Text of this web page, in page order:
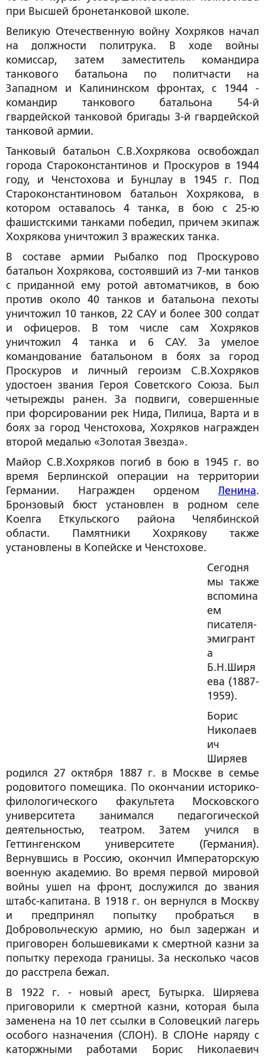
при Высшей бронетанковой школе.
Великую Отечественную войну Хохряков начал
на должности политрука. В ходе войны
комиссар, затем заместитель командира
танкового батальона по политчасти на
Западном и Калининском фронтах, с 1944 -
командир танкового батальона 54-й
гвардейской танковой бригады 3-й гвардейской
танковой армии.
Танковый батальон С.В.Хохрякова освобождал
города Староконстантинов и Проскуров в 1944
году, и Ченстохова и Бунцлау в 1945 г. Под
Староконстантиновом батальон Хохрякова, в
котором оставалось 4 танка, в бою с 25-ю
фашистскими танками победил, причем экипаж
Хохрякова уничтожил 3 вражеских танка.
В составе армии Рыбалко под Проскурово
батальон Хохрякова, состоявший из 7-ми танков
с приданной ему ротой автоматчиков, в бою
против около 40 танков и батальона пехоты
уничтожил 10 танков, 22 САУ и более 300 солдат
и офицеров. В том числе сам Хохряков
уничтожил 4 танка и 6 САУ. За умелое
командование батальоном в боях за город
Проскуров и личный героизм С.В.Хохряков
удостоен звания Героя Советского Союза. Был
четырежды ранен. За подвиги, совершенные
при форсировании рек Нида, Пилица, Варта и в
боях за город Ченстохова, Хохряков награжден
второй медалью «Золотая Звезда».
Майор С.В.Хохряков погиб в бою в 1945 г. во
время Берлинской операции на территории
Германии. Награжден орденом Ленина.
Бронзовый бюст установлен в родном селе
Коелга Еткульского района Челябинской
области. Памятники Хохрякову также
установлены в Копейске и Ченстохове.
Сегодня
мы также
вспомина
ем
писателя-
эмигрант
а
Б.Н.Ширя
ева (1887-
1959).
Борис
Николаев
ич
Ширяев
родился 27 октября 1887 г. в Москве в семье
родовитого помещика. По окончании историко-
филологического факультета Московского
университета занимался педагогической
деятельностью, театром. Затем учился в
Геттингенском университете (Германия).
Вернувшись в Россию, окончил Императорскую
военную академию. Во время первой мировой
войны ушел на фронт, дослужился до звания
штабс-капитана. В 1918 г. он вернулся в Москву
и предпринял попытку пробраться в
Добровольческую армию, но был задержан и
приговорен большевиками к смертной казни за
попытку перехода границы. За несколько часов
до расстрела бежал.
В 1922 г. - новый арест, Бутырка. Ширяева
приговорили к смертной казни, которая была
заменена на 10 лет ссылки в Соловецкий лагерь
особого назначения (СЛОН). В СЛОНе наряду с
каторжными работами Борис Николаевич